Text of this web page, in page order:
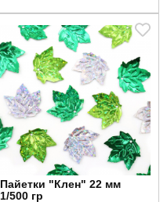
Пайетки "Клен" 22 мм
1/500 гр